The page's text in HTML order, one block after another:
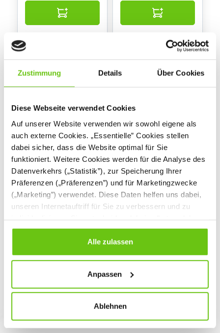
Zustimmung Details Über Cookies
Diese Webseite verwendet Cookies
Auf unserer Website verwenden wir sowohl eigene als
auch externe Cookies. „Essentielle” Cookies stellen
dabei sicher, dass die Website optimal für Sie
funktioniert. Weitere Cookies werden für die Analyse des
Datenverkehrs („Statistik”), zur Speicherung Ihrer
Präferenzen („Präferenzen”) und für Marketingzwecke
(„Marketing”) verwendet. Diese Daten helfen uns dabei,
unseren Internetauftriff für Sie zu verbessern und zu
Cookies Sie erlauben. Verweigern Sie Ihre Zustimmung,
wählen Sie „Alle ablehnen” – in diesem Fall werden nur
Daten verarbeitet, die für den Besuch unserer Website
jederzeit ändern, indem Sie auf die Schaltfläche unten
links klicken. Weitere Informationen zur Datennutzung
Alle zulassen
Anpassen
Ablehnen
Orbis H Set 11319
Produktnummer: NV11319EPZN
12.099,00 €
Verto Doppelreck
Produktnummer:
619,00 €
2